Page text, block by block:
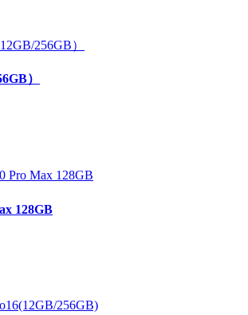
）
128GB